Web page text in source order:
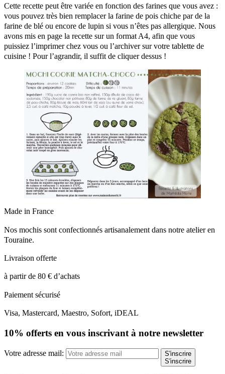
Cette recette peut être variée en fonction des farines que vous avez :
vous pouvez très bien remplacer la farine de pois chiche par de la
farine de blé ou encore de lupin si vous n’êtes pas allergique. Nous
avons mis en page la recette sur un format A4, afin que vous
puissiez l’imprimer chez vous ou l’archiver sur votre tablette de
cuisine ! Pour l’agrandir, il suffit de cliquer dessus !
Made in France
Nos mochis sont confectionnés artisanalement dans notre atelier en
Touraine.
Livraison offerte
à partir de 80 € d’achats
Paiement sécurisé
Visa, Mastercard, Maestro, Sofort, iDEAL
10% offerts en vous inscrivant à notre newsletter
Votre adresse mail:
S'inscrire
S'inscrire